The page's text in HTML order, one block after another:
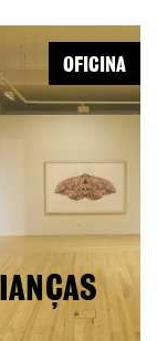
OFICINA